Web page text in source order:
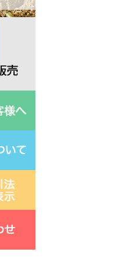
ン
マ ラ
ン
リー
ク